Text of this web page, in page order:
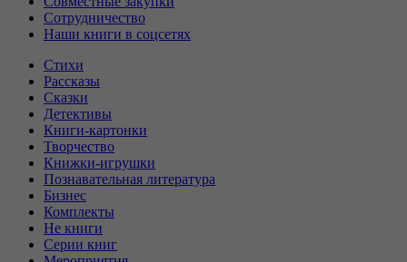
Сотрудничество
Наши книги в соцсетях
Стихи
Рассказы
Сказки
Детективы
Книги-картонки
Творчество
Книжки-игрушки
Познавательная литература
Бизнес
Комплекты
Не книги
Серии книг